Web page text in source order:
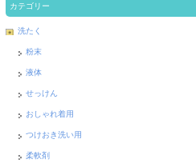
カテゴリー
洗たく
粉末
液体
せっけん
おしゃれ着用
つけおき洗い用
柔軟剤